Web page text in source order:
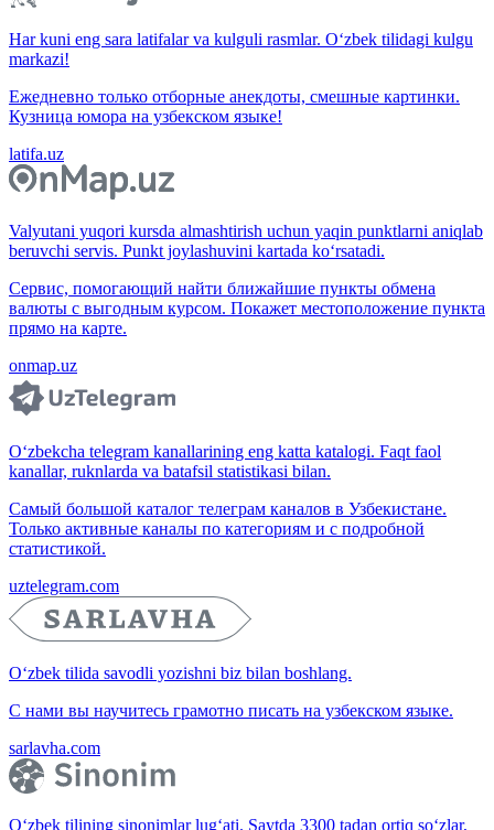
Har kuni eng sara latifalar va kulguli rasmlar. O‘zbek tilidagi kulgu
markazi!
Ежедневно только отборные анекдоты, смешные картинки.
Кузница юмора на узбекском языке!
latifa.uz
Valyutani yuqori kursda almashtirish uchun yaqin punktlarni aniqlab
beruvchi servis. Punkt joylashuvini kartada ko‘rsatadi.
Сервис, помогающий найти ближайшие пункты обмена
валюты с выгодным курсом. Покажет местоположение пункта
прямо на карте.
onmap.uz
O‘zbekcha telegram kanallarining eng katta katalogi. Faqt faol
kanallar, ruknlarda va batafsil statistikasi bilan.
Самый большой каталог телеграм каналов в Узбекистане.
Только активные каналы по категориям и с подробной
статистикой.
uztelegram.com
O‘zbek tilida savodli yozishni biz bilan boshlang.
С нами вы научитесь грамотно писать на узбекском языке.
sarlavha.com
O‘zbek tilining sinonimlar lug‘ati. Saytda 3300 tadan ortiq so‘zlar,